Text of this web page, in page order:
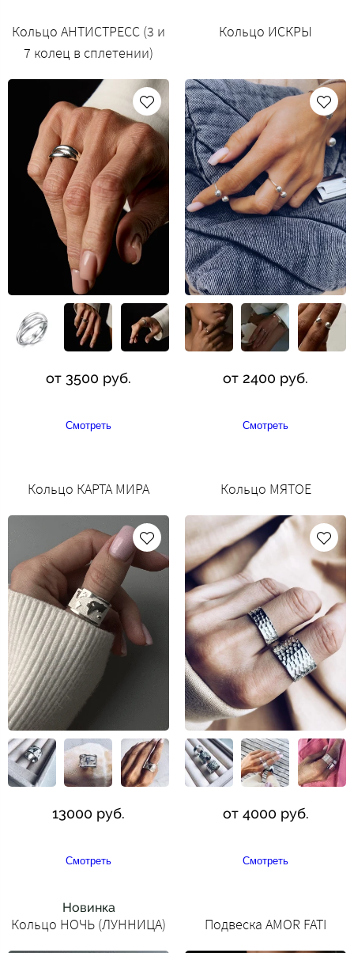
Кольцо АНТИСТРЕСС (3 и
7 колец в сплетении)
от 3500 руб.
Смотреть
Кольцо ИСКРЫ
от 2400 руб.
Смотреть
Кольцо КАРТА МИРА
13000 руб.
Смотреть
Кольцо МЯТОЕ
от 4000 руб.
Смотреть
Новинка
Кольцо НОЧЬ (ЛУННИЦА) Подвеска AMOR FATI